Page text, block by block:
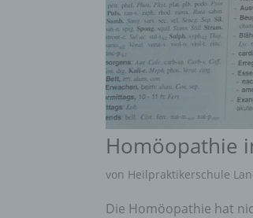
Homöopathie
von Heilpraktikerschule
Die Homöopathie hat